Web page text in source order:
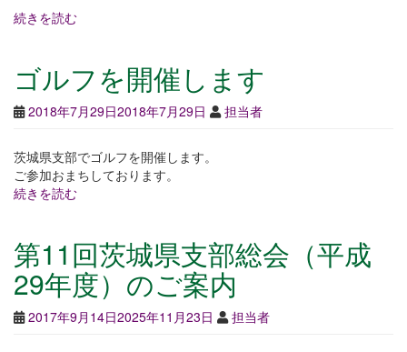
続きを読む
ゴルフを開催します
2018年7月29日2018年7月29日 担当者
茨城県支部でゴルフを開催します。
ご参加おまちしております。
続きを読む
第11回茨城県支部総会（平成
29年度）のご案内
2017年9月14日2025年11月23日 担当者